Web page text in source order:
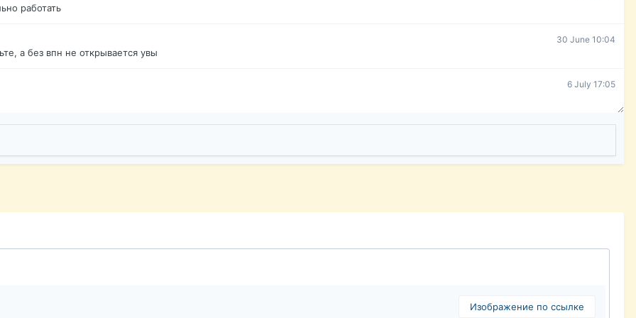
работать
30 June 10:04
а без впн не открывается увы
6 July 17:05
Изображение по ссылке